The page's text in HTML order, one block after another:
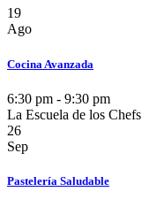
19
Ago
Cocina Avanzada
6:30 pm - 9:30 pm
La Escuela de los Chefs
26
Sep
Pastelería Saludable